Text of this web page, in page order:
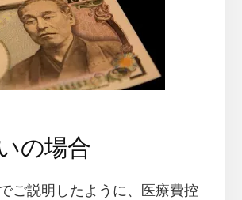
の場合
ご説明したように、医療費控